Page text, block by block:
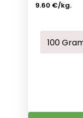
9.60 €/kg.